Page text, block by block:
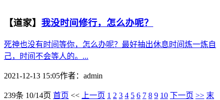
【道家】 我没时间修行，怎么办呢？
死神也没有时间等你，怎么办呢？最好抽出休息时间炼一炼自
己，时间不会等人的。...
2021-12-13 15:05作者： admin
239条 10/14页 首页 << 上一页 1 2 3 4 5 6 7 8 9 10 下一页 >> 末